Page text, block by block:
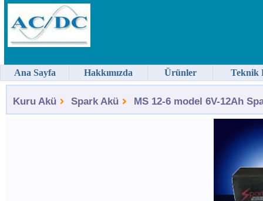
Kuru Akü Spark Akü MS 12-6 model 6V-12Ah
Ana Sayfa Hakkımızda Ürünler Teknik